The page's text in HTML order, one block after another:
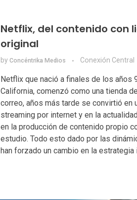
Netflix, del contenido con
original
by Concéntrika Medios Conexión Central
Netflix que nació a finales de los años
California, comenzó como una tienda
correo, años más tarde se convirtió en
streaming por internet y en la
en la producción de contenido propio
estudio. Todo esto dado por las
han forzado un cambio en la estrategia